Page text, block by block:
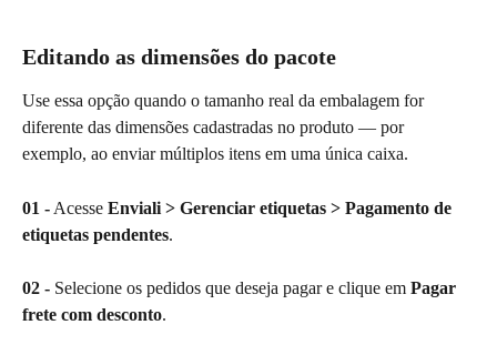
Editando as dimensões do pacote
Use essa opção quando o tamanho real da embalagem for
diferente das dimensões cadastradas no produto — por
exemplo, ao enviar múltiplos itens em uma única caixa.
01 - Acesse Enviali > Gerenciar etiquetas > Pagamento de
etiquetas pendentes.
02 - Selecione os pedidos que deseja pagar e clique em Pagar
frete com desconto.